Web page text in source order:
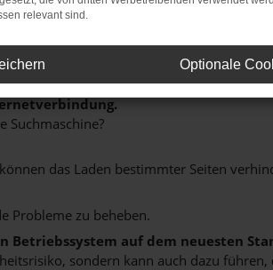
Suchmaschine?
das Laden bestimmter Seiten
Probleme zu beheben.
Betriebssystem auf dem neuesten
sondern kann auch dazu
relevant sind.
Optionale